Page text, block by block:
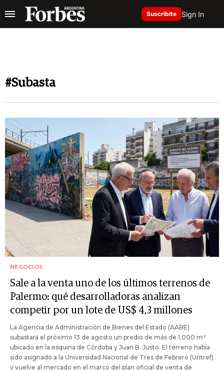
Suscribite Sign In
#Subasta
NEGOCIOS
Sale a la venta uno de los últimos terrenos de
Palermo: qué desarrolladoras analizan
competir por un lote de US$ 4,3 millones
La Agencia de Administración de Bienes del Estado (AABE)
subastará el próximo 13 de agosto un predio de más de 1.000 m²
ubicado en la esquina de Córdoba y Juan B. Justo. El terreno había
sido asignado a la Universidad Nacional de Tres de Febrero (Untref)
y vuelve al mercado en el marco del plan oficial de venta de